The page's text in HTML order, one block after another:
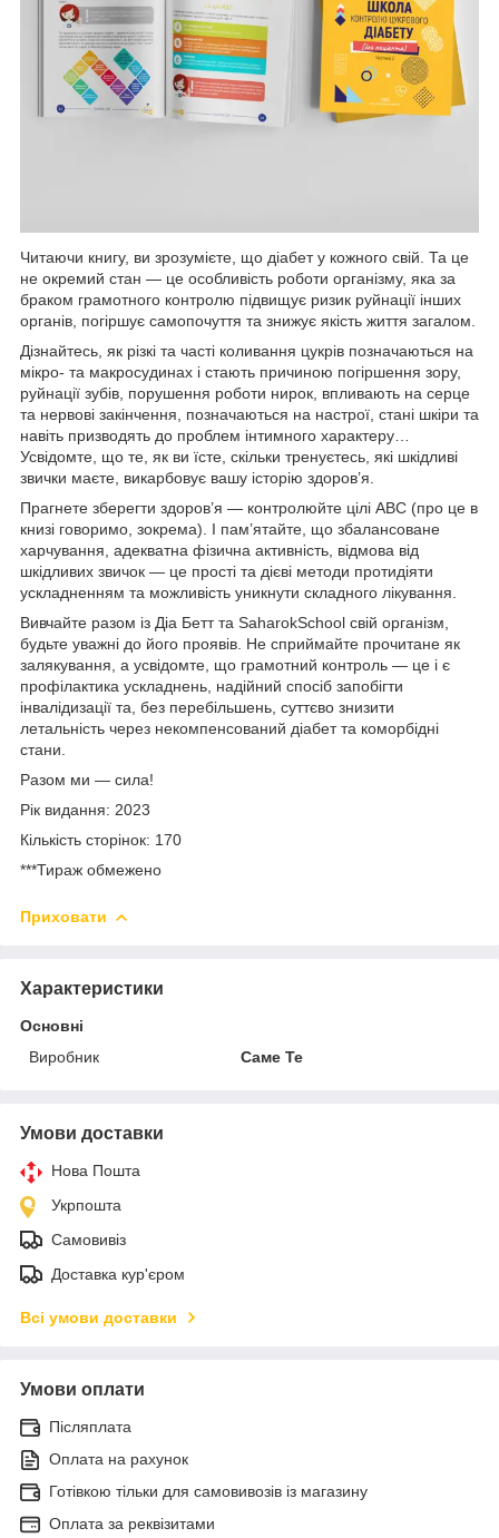
Читаючи книгу, ви зрозумієте, що діабет у кожного свій. Та це
не окремий стан — це особливість роботи організму, яка за
браком грамотного контролю підвищує ризик руйнації інших
органів, погіршує самопочуття та знижує якість життя загалом.
Дізнайтесь, як різкі та часті коливання цукрів позначаються на
мікро- та макросудинах і стають причиною погіршення зору,
руйнації зубів, порушення роботи нирок, впливають на серце
та нервові закінчення, позначаються на настрої, стані шкіри та
навіть призводять до проблем інтимного характеру…
Усвідомте, що те, як ви їсте, скільки тренуєтесь, які шкідливі
звички маєте, викарбовує вашу історію здоров’я.
Прагнете зберегти здоров’я — контролюйте цілі ABC (про це в
книзі говоримо, зокрема). І пам’ятайте, що збалансоване
харчування, адекватна фізична активність, відмова від
шкідливих звичок — це прості та дієві методи протидіяти
ускладненням та можливість уникнути складного лікування.
Вивчайте разом із Діа Бетт та SaharokSchool свій організм,
будьте уважні до його проявів. Не сприймайте прочитане як
залякування, а усвідомте, що грамотний контроль — це і є
профілактика ускладнень, надійний спосіб запобігти
інвалідизації та, без перебільшень, суттєво знизити
летальність через некомпенсований діабет та коморбідні
стани.
Разом ми — сила!
Рік видання: 2023
Кількість сторінок: 170
***Тираж обмежено
Приховати
Характеристики
Основні
Виробник
Саме Те
Умови доставки
Нова Пошта
Укрпошта
Самовивіз
Доставка кур'єром
Всі умови доставки
Умови оплати
Післяплата
Оплата на рахунок
Готівкою тільки для самовивозів із магазину
Оплата за реквізитами